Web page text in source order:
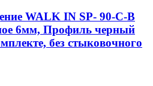
WALK IN SP- 90-C-B
6мм, Профиль черный
без стыковочного